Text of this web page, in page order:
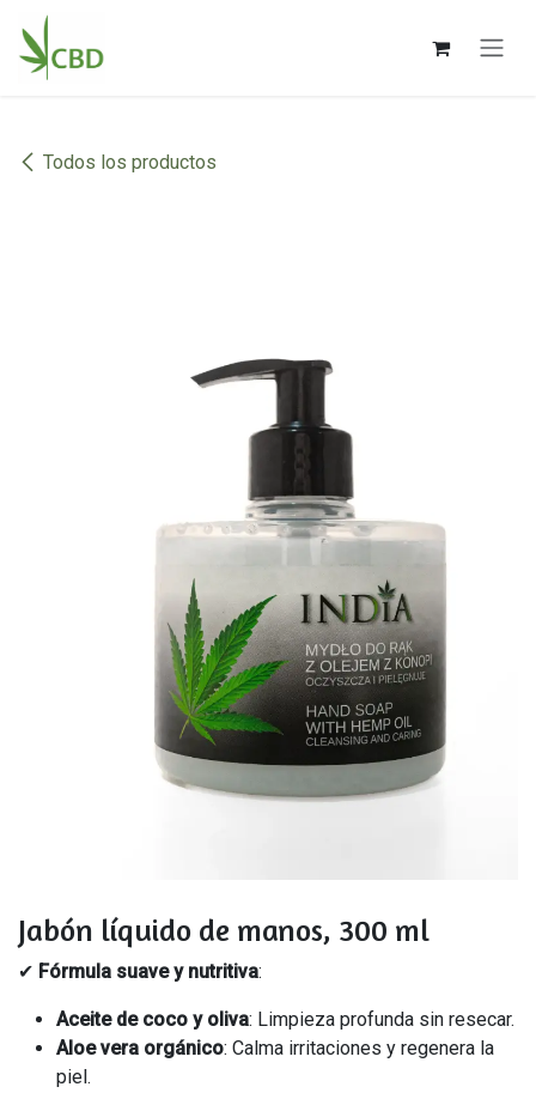
Ir al contenido
Todos los productos
Jabón líquido de manos, 300 ml
✔ Fórmula suave y nutritiva:
Aceite de coco y oliva: Limpieza profunda sin resecar.
Aloe vera orgánico: Calma irritaciones y regenera la
piel.